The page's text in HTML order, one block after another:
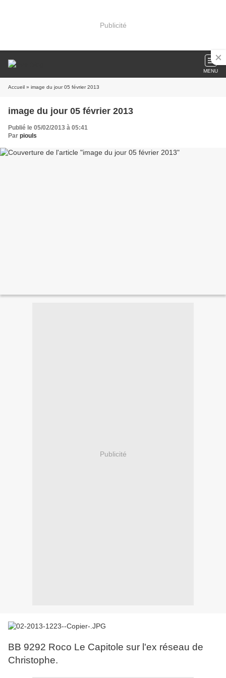
Publicité
MENU
Accueil » image du jour 05 février 2013
image du jour 05 février 2013
Publié le 05/02/2013 à 05:41
Par piouls
Publicité
BB 9292 Roco Le Capitole sur l'ex réseau de
Christophe.